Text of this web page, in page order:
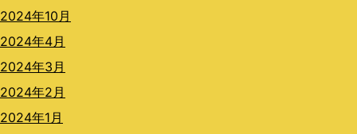
2024年10月
2024年4月
2024年3月
2024年2月
2024年1月